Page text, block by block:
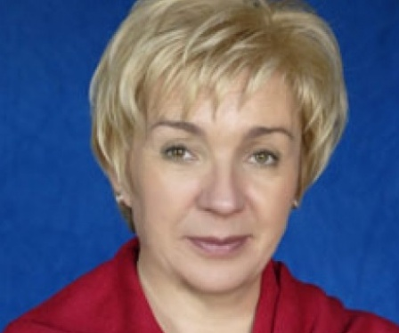
Перейти к основному содержанию